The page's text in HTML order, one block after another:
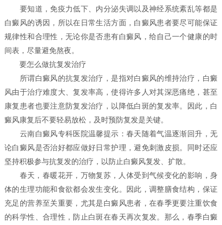
要知道，免疫力低下、内分泌失调以及神经系统紊乱等都是
白癜风的诱因，所以在日常生活方面，白癜风患者要尽可能保证
规律性和合理性，无论你是否患有白癜风，给自己一个健康的时
间表，尽量避免熬夜。
要怎么做抗复发治疗
所谓白癜风的抗复发治疗，是指对白癜风的维持治疗，白癜
风由于治疗难度大、复发率高，使得许多人对其深恶痛绝，甚至
康复患者也要注意防复发治疗，以降低白斑的复发率。因此，白
癜风康复后不要轻易放松，及时预防复发是关键。
云南白癜风专科医院温馨提示：春天随着气温逐渐回升，无
论白癜风是否治好都应做好日常护理，避免刺激皮损。同时还应
坚持积极参与抗复发的治疗，以防止白癜风复发、扩散。
春天，春暖花开，万物复苏，人体受到气候变化的影响，身
体的生理功能和食欲都会发生变化。因此，调整膳食结构，保证
充足的营养至关重要，尤其是白癜风患者，在春季更要注重饮食
的科学性、合理性，防止白斑在春天再次复发。那么，春季白癜